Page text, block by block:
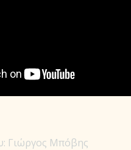
Γιώργος Μπόβης